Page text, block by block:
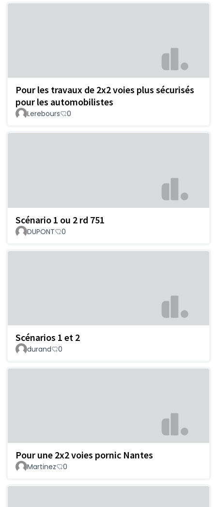
Pour les travaux de 2x2 voies plus sécurisés
pour les automobilistes
Lerebours 0
Scénario 1 ou 2 rd 751
DUPONT 0
Scénarios 1 et 2
durand 0
Pour une 2x2 voies pornic Nantes
Martinez 0